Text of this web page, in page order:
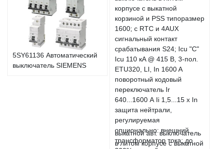
5SY61136 Автоматический
выключатель SIEMENS
выкатной авт. выключатель
в литом корпусе с выкатной